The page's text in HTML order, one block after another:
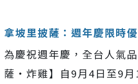
拿坡里披薩：週年慶限時
為慶祝週年慶，全台人氣
薩‧炸雞】自9月4日至9月